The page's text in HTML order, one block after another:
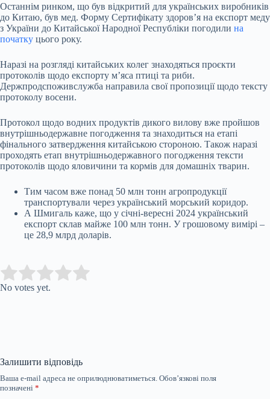
Останнім ринком, що був відкритий для українських виробників
до Китаю, був мед. Форму Сертифікату здоров’я на експорт меду
з України до Китайської Народної Республіки погодили на
початку цього року.
Наразі на розгляді китайських колег знаходяться проєкти
протоколів щодо експорту м’яса птиці та риби.
Держпродспоживслужба направила свої пропозиції щодо тексту
протоколу восени.
Протокол щодо водних продуктів дикого вилову вже пройшов
внутрішньодержавне погодження та знаходиться на етапі
фінального затвердження китайською стороною. Також наразі
проходять етап внутрішньодержавного погодження тексти
протоколів щодо яловичини та кормів для домашніх тварин.
Тим часом вже понад 50 млн тонн агропродукції
транспортували через український морський коридор.
А Шмигаль каже, що у січні-вересні 2024 український
експорт склав майже 100 млн тонн. У грошовому вимірі –
це 28,9 млрд доларів.
Rate this item:
No votes yet.
Залишити відповідь
Ваша e-mail адреса не оприлюднюватиметься. Обов’язкові поля
позначені *